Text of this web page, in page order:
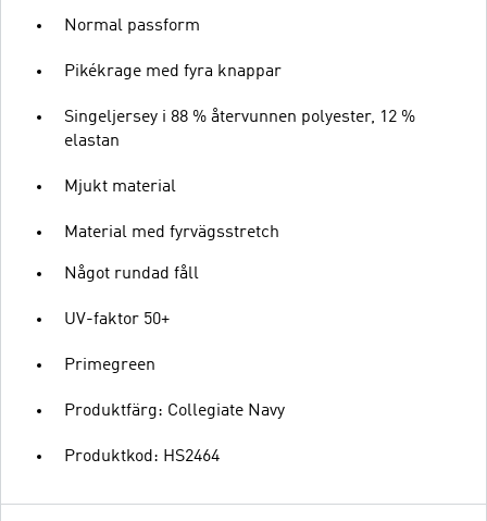
Normal passform
Pikékrage med fyra knappar
Singeljersey i 88 % återvunnen polyester, 12 %
elastan
Mjukt material
Material med fyrvägsstretch
Något rundad fåll
UV-faktor 50+
Primegreen
Produktfärg: Collegiate Navy
Produktkod: HS2464